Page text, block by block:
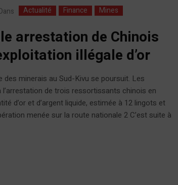
Actualité Finance Mines
arrestation de Chinois
illégale d’or
des minerais au Sud-Kivu se poursuit. Les
de trois ressortissants chinois en
d’or et d’argent liquide, estimée à 12 lingots et
menée sur la route nationale 2 C’est suite à